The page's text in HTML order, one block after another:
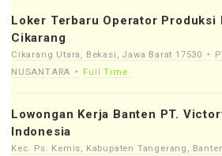
Loker Terbaru Operator Produksi
Cikarang
Cikarang Utara, Bekasi, Jawa Barat 17530
NUSANTARA
Full Time
Lowongan Kerja Banten PT.
Indonesia
Kec. Ps. Kemis, Kabupaten Tangerang,